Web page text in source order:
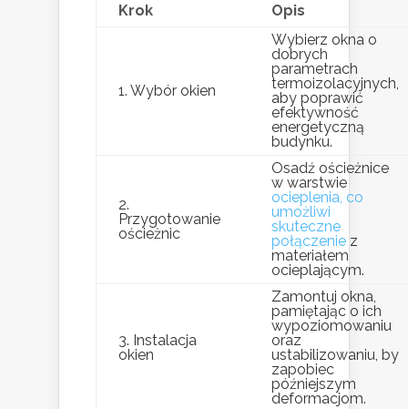
Krok Opis
1. Wybór okien
Wybierz okna o
dobrych
parametrach
termoizolacyjnych,
aby poprawić
efektywność
energetyczną
budynku.
2.
Przygotowanie
ościeżnic
Osadź ościeżnice
w warstwie
ocieplenia, co
umożliwi
skuteczne
połączenie z
materiałem
ocieplającym.
3. Instalacja
okien
Zamontuj okna,
pamiętając o ich
wypoziomowaniu
oraz
ustabilizowaniu, by
zapobiec
późniejszym
deformacjom.